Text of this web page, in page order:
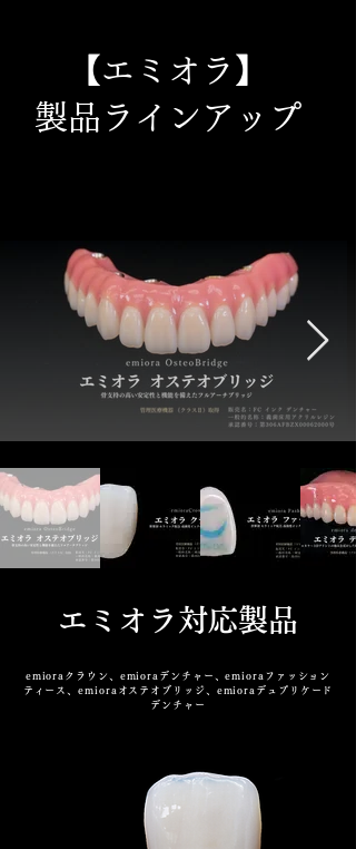
【エミオラ】
製品ラインアップ
エミオラ対応製品
emioraクラウン、emioraデンチャー、emioraファッション
ティース、emioraオステオブリッジ、emioraデュプリケード
デンチャー